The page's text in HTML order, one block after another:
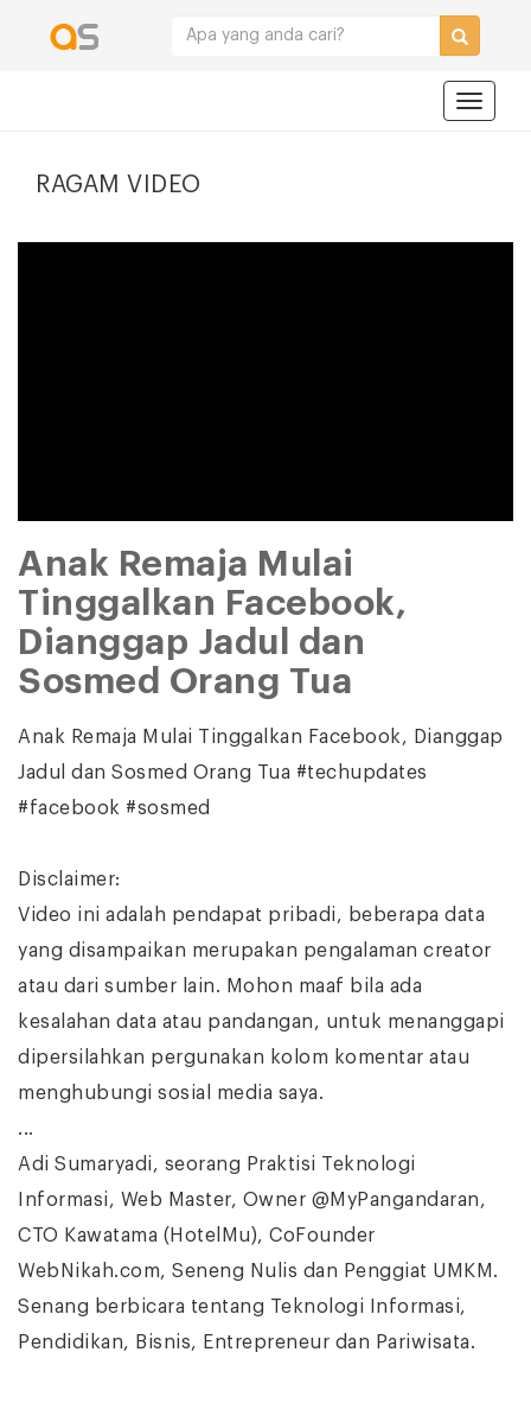
RAGAM VIDEO
Anak Remaja Mulai
Tinggalkan Facebook,
Dianggap Jadul dan
Sosmed Orang Tua
Anak Remaja Mulai Tinggalkan Facebook, Dianggap
Jadul dan Sosmed Orang Tua #techupdates
#facebook #sosmed
Disclaimer:
Video ini adalah pendapat pribadi, beberapa data
yang disampaikan merupakan pengalaman creator
atau dari sumber lain. Mohon maaf bila ada
kesalahan data atau pandangan, untuk menanggapi
dipersilahkan pergunakan kolom komentar atau
menghubungi sosial media saya.
...
Adi Sumaryadi, seorang Praktisi Teknologi
Informasi, Web Master, Owner @MyPangandaran,
CTO Kawatama (HotelMu), CoFounder
WebNikah.com, Seneng Nulis dan Penggiat UMKM.
Senang berbicara tentang Teknologi Informasi,
Pendidikan, Bisnis, Entrepreneur dan Pariwisata.